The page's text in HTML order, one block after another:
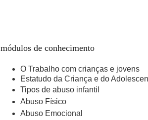
módulos de conhecimento
O Trabalho com crianças e jovens
Estatudo da Criança e do
Tipos de abuso infantil
Abuso Físico
Abuso Emocional